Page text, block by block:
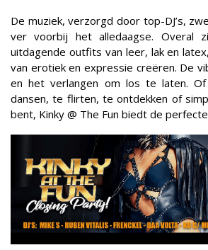
De muziek, verzorgd door top-DJ’s,
ver voorbij het alledaagse. Overal
uitdagende outfits van leer, lak en
van erotiek en expressie creëren. De
en het verlangen om los te laten.
dansen, te flirten, te ontdekken of
bent, Kinky @ The Fun biedt de